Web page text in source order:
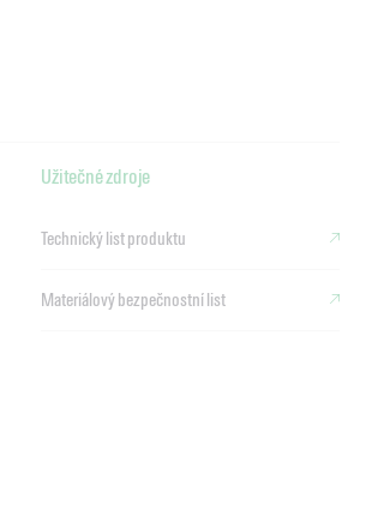
Užitečné zdroje
Technický list produktu
Materiálový bezpečnostní list